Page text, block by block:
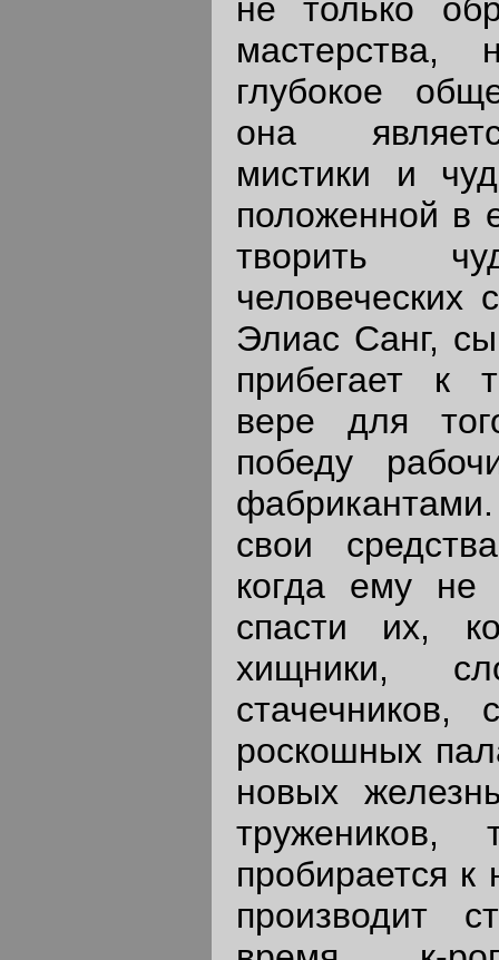
не только
глубокое
она
мистики и
положенной в
творить
человеческих
Элиас Санг,
прибегает к
вере для
победу
свои
когда ему не
спасти их,
хищники,
стачечников,
роскошных
новых
пробирается
производит